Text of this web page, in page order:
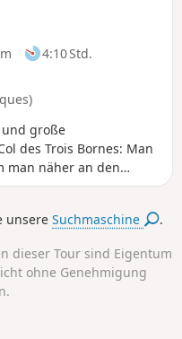
4:10 Std.
große
des Trois Bornes: Man
man näher an den
unsereSuchmaschine .
dieser Tour sind Eigentum
ohne Genehmigung